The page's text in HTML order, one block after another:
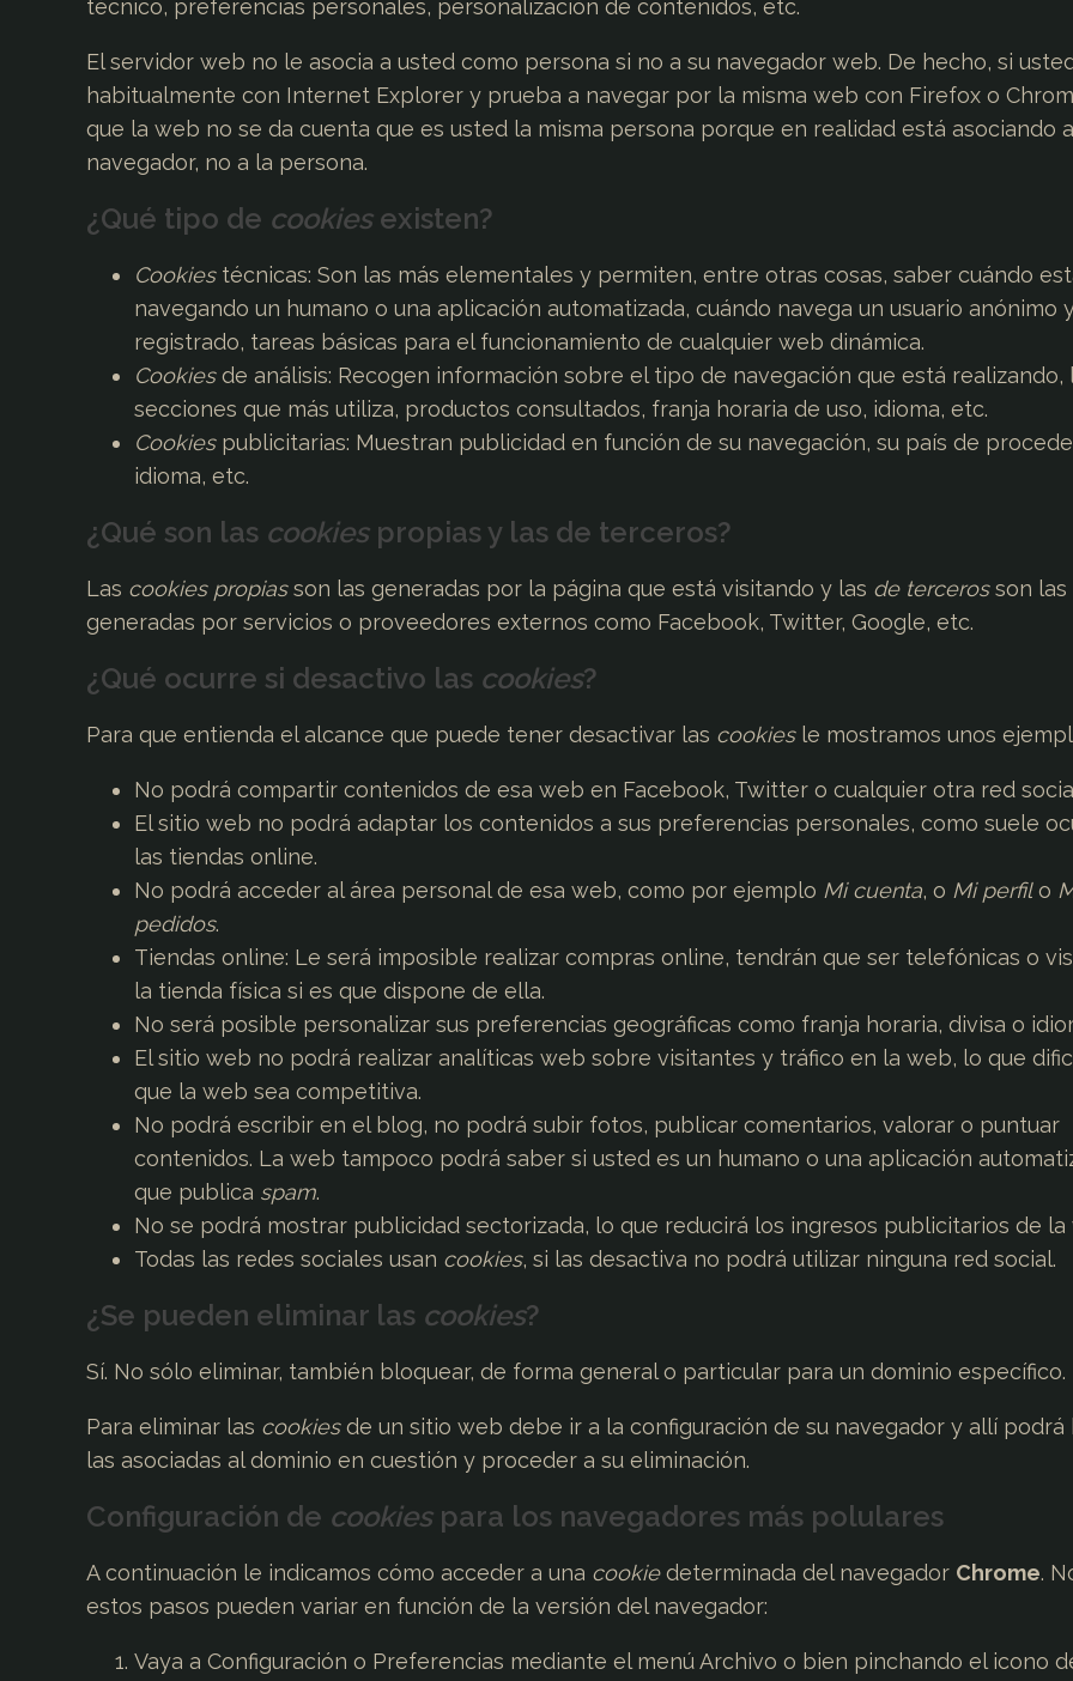
técnico, preferencias personales, personalización de contenidos, etc.
El servidor web no le asocia a usted como persona si no a su navegador web. De hecho, si
habitualmente con Internet Explorer y prueba a navegar por la misma web con Firefox o
que la web no se da cuenta que es usted la misma persona porque en realidad está asociando
navegador, no a la persona.
¿Qué tipo de cookiesexisten?
Cookiestécnicas: Son las más elementales y permiten, entre otras cosas, saber cuándo
navegando un humano o una aplicación automatizada, cuándo navega un usuario anónimo
registrado, tareas básicas para el funcionamiento de cualquier web dinámica.
Cookiesde análisis: Recogen información sobre el tipo de navegación que está realizando,
secciones que más utiliza, productos consultados, franja horaria de uso, idioma, etc.
Cookiespublicitarias: Muestran publicidad en función de su navegación, su país de
idioma, etc.
¿Qué son las cookiespropias y las de terceros?
Las cookies propiasson las generadas por la página que está visitando y las de tercerosson las
generadas por servicios o proveedores externos como Facebook, Twitter, Google, etc.
¿Qué ocurre si desactivo las cookies?
Para que entienda el alcance que puede tener desactivar las cookiesle mostramos unos
No podrá compartir contenidos de esa web en Facebook, Twitter o cualquier otra red
El sitio web no podrá adaptar los contenidos a sus preferencias personales, como suele
las tiendas online.
No podrá acceder al área personal de esa web, como por ejemplo Mi cuenta, o Mi perfilo
pedidos.
Tiendas online: Le será imposible realizar compras online, tendrán que ser telefónicas o
la tienda física si es que dispone de ella.
No será posible personalizar sus preferencias geográficas como franja horaria, divisa o
El sitio web no podrá realizar analíticas web sobre visitantes y tráfico en la web, lo que
que la web sea competitiva.
No podrá escribir en el blog, no podrá subir fotos, publicar comentarios, valorar o puntuar
contenidos. La web tampoco podrá saber si usted es un humano o una aplicación
que publica spam.
No se podrá mostrar publicidad sectorizada, lo que reducirá los ingresos publicitarios de la
Todas las redes sociales usan cookies, si las desactiva no podrá utilizar ninguna red social.
¿Se pueden eliminar las cookies?
Sí. No sólo eliminar, también bloquear, de forma general o particular para un dominio específico.
Para eliminar las cookiesde un sitio web debe ir a la configuración de su navegador y allí podrá
las asociadas al dominio en cuestión y proceder a su eliminación.
Configuración de cookiespara los navegadores más polulares
A continuación le indicamos cómo acceder a una cookiedeterminada del navegador Chrome.
estos pasos pueden variar en función de la versión del navegador:
Vaya a Configuración o Preferencias mediante el menú Archivo o bien pinchando el icono